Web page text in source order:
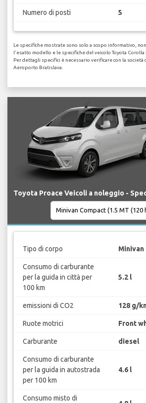
Numero di posti 5
Le specifiche mostrate sono solo a scopo informativo,
l'esatto modello e le specifiche del veicolo Toyota Corolla
Per dettagli specifici è necessario verificare con la
Aeroporto Bratislava.
Toyota Proace Veicoli a noleggio -
Tipo di corpo Minivan
Consumo di carburante
per la guida in città per
100 km
5.2 l
emissioni di CO2 128 g/
Ruote motrici Front
Carburante diesel
Consumo di carburante
per la guida in autostrada
per 100 km
4.6 l
Consumo misto di